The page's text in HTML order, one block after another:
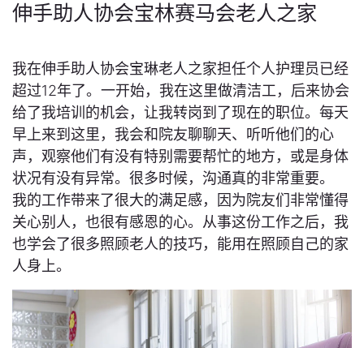
伸手助人协会宝林赛马会老人之家
我在伸手助人协会宝琳老人之家担任个人护理员已经
超过12年了。一开始，我在这里做清洁工，后来协会
给了我培训的机会，让我转岗到了现在的职位。每天
早上来到这里，我会和院友聊聊天、听听他们的心
声，观察他们有没有特别需要帮忙的地方，或是身体
状况有没有异常。很多时候，沟通真的非常重要。
我的工作带来了很大的满足感，因为院友们非常懂得
关心别人，也很有感恩的心。从事这份工作之后，我
也学会了很多照顾老人的技巧，能用在照顾自己的家
人身上。